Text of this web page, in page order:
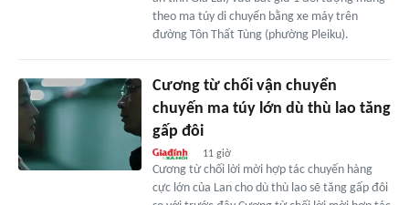
theo ma túy di chuyển bằng xe máy trên
đường Tôn Thất Tùng (phường Pleiku).
Cương từ chối vận chuyển
chuyến ma túy lớn dù thù lao tăng
gấp đôi
11 giờ
Cương từ chối lời mời hợp tác chuyến hàng
cực lớn của Lan cho dù thù lao sẽ tăng gấp đôi